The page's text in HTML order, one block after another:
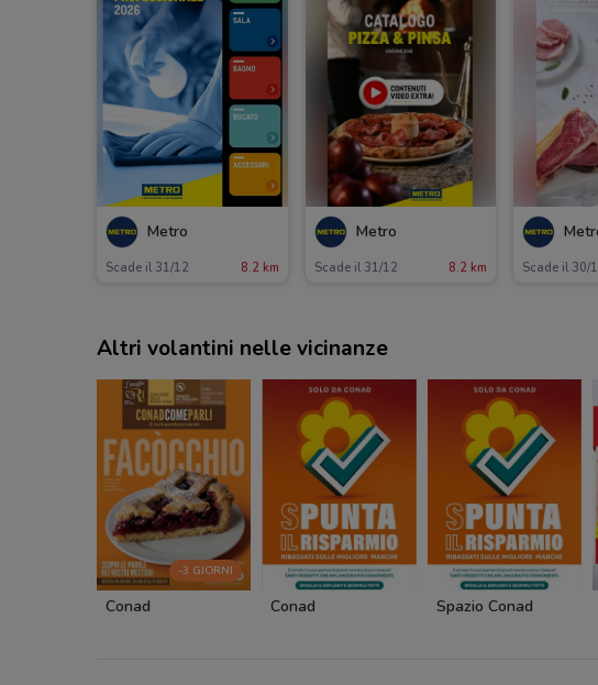
Metro
Scade il 31/12 8.2 km
Metro
Scade il 31/12 8.2 km Scade il 30/
Altri volantini nelle vicinanze
-3 GIORNI
Conad Conad Spazio Conad